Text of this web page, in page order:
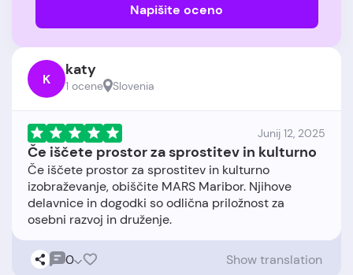
Napišite oceno
K katy
1 ocene Slovenia
Junij 12, 2025
Če iščete prostor za sprostitev in kulturno
Če iščete prostor za sprostitev in kulturno
izobraževanje, obiščite MARS Maribor. Njihove
delavnice in dogodki so odlična priložnost za
0 Show translation